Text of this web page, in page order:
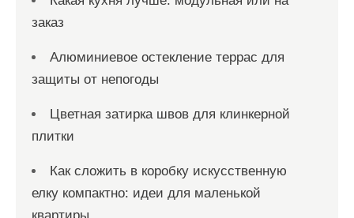
заказ
Алюминиевое остекление террас для
защиты от непогоды
Цветная затирка швов для клинкерной
плитки
Как сложить в коробку искусственную
елку компактно: идеи для маленькой
квартиры